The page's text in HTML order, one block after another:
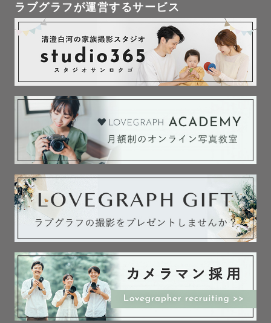
ラブグラフが運営するサービス